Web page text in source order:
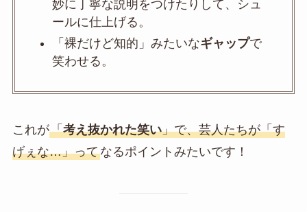
妙に丁寧な説明をつけたりして、シュ
ールに仕上げる。
「裸だけど知的」みたいなギャップで
笑わせる。
これが「考え抜かれた笑い」で、芸人たちが「す
げぇな…」ってなるポイントみたいです！